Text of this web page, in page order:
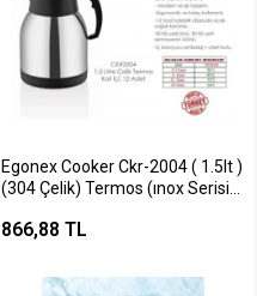
Egonex Cooker Ckr-2004 ( 1.5lt )
(304 Çelik) Termos (ınox Serisi)
(çift Contalı Kapak)*12
866,88 TL